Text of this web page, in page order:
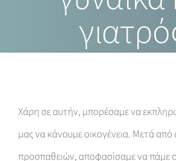
Χάρη σε αυτήν, μπορέσαμε να
μας να κάνουμε οικογένεια. Μετά
προσπαθειών, αποφασίσαμε να πάμε